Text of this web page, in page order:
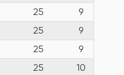
25
9
25
9
25
9
25
10